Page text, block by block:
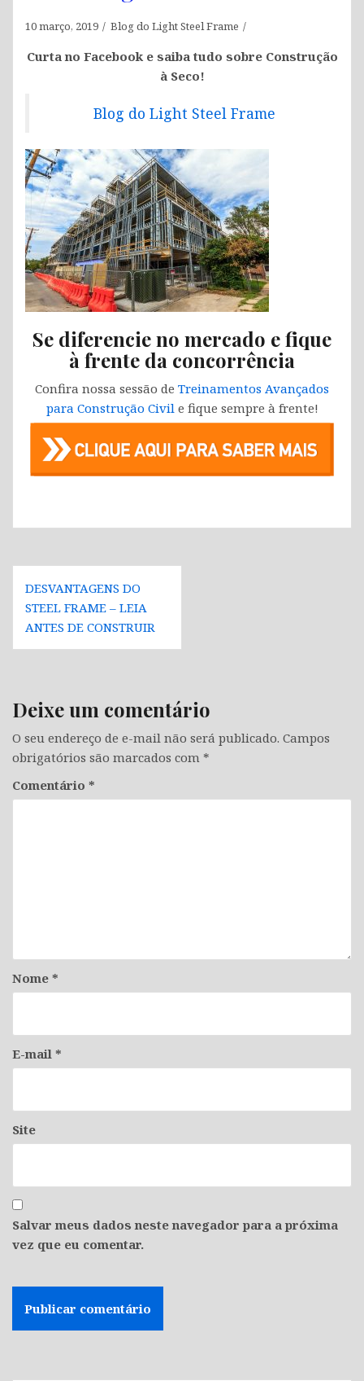
10 março, 2019 Blog do Light Steel Frame
Curta no Facebook e saiba tudo sobre Construção
à Seco!
Blog do Light Steel Frame
Se diferencie no mercado e fique
à frente da concorrência
Confira nossa sessão de Treinamentos Avançados
para Construção Civile fique sempre à frente!
Navegação
de
Post
DESVANTAGENS DO
STEEL FRAME – LEIA
ANTES DE CONSTRUIR
Deixe um comentário
O seu endereço de e-mail não será publicado. Campos
obrigatórios são marcados com *
Comentário *
Nome *
E-mail *
Site
Salvar meus dados neste navegador para a próxima
vez que eu comentar.